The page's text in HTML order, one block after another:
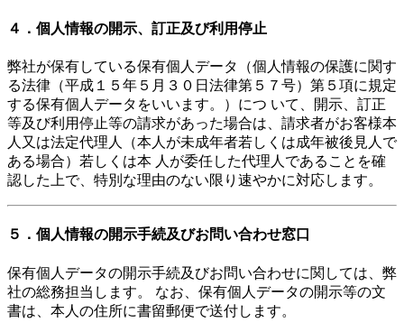
４．個人情報の開示、訂正及び利用停止
弊社が保有している保有個人データ（個人情報の保護に関す
る法律（平成１５年５月３０日法律第５７号）第５項に規定
する保有個人データをいいます。）につ いて、開示、訂正
等及び利用停止等の請求があった場合は、請求者がお客様本
人又は法定代理人（本人が未成年者若しくは成年被後見人で
ある場合）若しくは本 人が委任した代理人であることを確
認した上で、特別な理由のない限り速やかに対応します。
５．個人情報の開示手続及びお問い合わせ窓口
保有個人データの開示手続及びお問い合わせに関しては、弊
社の総務担当します。 なお、保有個人データの開示等の文
書は、本人の住所に書留郵便で送付します。